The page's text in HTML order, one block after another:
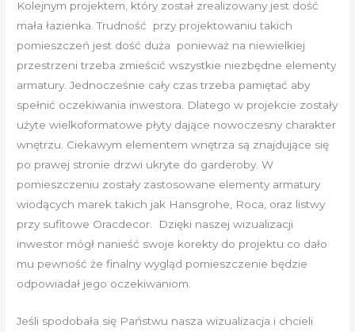
Kolejnym projektem, który został zrealizowany jest dość
mała łazienka. Trudność przy projektowaniu takich
pomieszczeń jest dość duża ponieważ na niewielkiej
przestrzeni trzeba zmieścić wszystkie niezbędne elementy
armatury. Jednocześnie cały czas trzeba pamiętać aby
spełnić oczekiwania inwestora. Dlatego w projekcie zostały
użyte wielkoformatowe płyty dające nowoczesny charakter
wnętrzu. Ciekawym elementem wnętrza są znajdujące się
po prawej stronie drzwi ukryte do garderoby. W
pomieszczeniu zostały zastosowane elementy armatury
wiodących marek takich jak Hansgrohe, Roca, oraz listwy
przy sufitowe Oracdecor. Dzięki naszej wizualizacji
inwestor mógł nanieść swoje korekty do projektu co dało
mu pewność że finalny wygląd pomieszczenie będzie
odpowiadał jego oczekiwaniom.
Jeśli spodobała się Państwu nasza wizualizacja i chcieli